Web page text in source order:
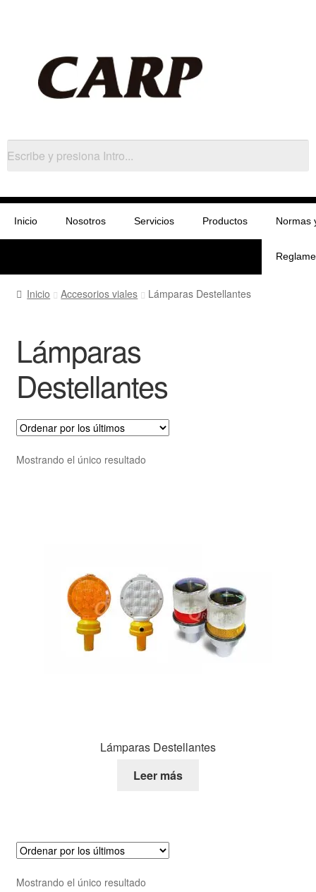
Inicio Nosotros Servicios Productos Normas
Inicio Accesorios viales Lámparas Destellantes
Lámparas
Destellantes
Mostrando el único resultado
Lámparas Destellantes
Leer más
Mostrando el único resultado